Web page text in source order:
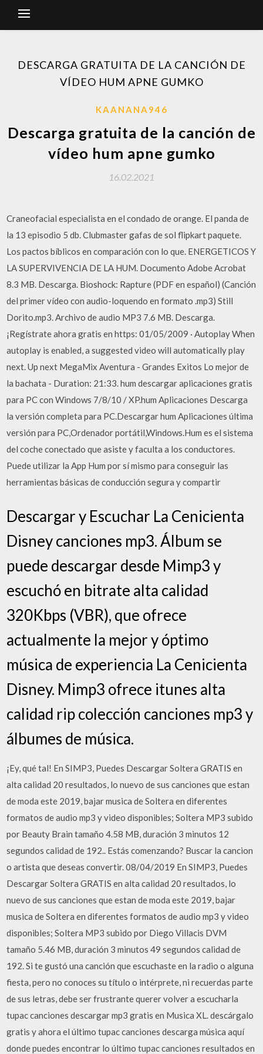
DESCARGA GRATUITA DE LA CANCIÓN DE
VÍDEO HUM APNE GUMKO
KAANANA946
Descarga gratuita de la canción de
vídeo hum apne gumko
16.02.2021
Craneofacial especialista en el condado de orange. El panda de
la 13 episodio 5 db. Clubmaster gafas de sol flipkart paquete.
Los pactos bíblicos en comparación con lo que. ENERGETICOS Y
LA SUPERVIVENCIA DE LA HUM. Documento Adobe Acrobat
8.3 MB. Descarga. Bioshock: Rapture (PDF en español) (Canción
del primer vídeo con audio-loquendo en formato .mp3) Still
Dorito.mp3. Archivo de audio MP3 7.6 MB. Descarga.
¡Regístrate ahora gratis en https: 01/05/2009 · Autoplay When
autoplay is enabled, a suggested video will automatically play
next. Up next MegaMix Aventura - Grandes Exitos Lo mejor de
la bachata - Duration: 21:33. hum descargar aplicaciones gratis
para PC con Windows 7/8/10 / XP.hum Aplicaciones Descarga
la versión completa para PC.Descargar hum Aplicaciones última
versión para PC,Ordenador portátil,Windows.Hum es el sistema
del coche conectado que asiste y faculta a los conductores.
Puede utilizar la App Hum por sí mismo para conseguir las
herramientas básicas de conducción segura y compartir
Descargar y Escuchar La Cenicienta
Disney canciones mp3. Álbum se
puede descargar desde Mimp3 y
escuchó en bitrate alta calidad
320Kbps (VBR), que ofrece
actualmente la mejor y óptimo
música de experiencia La Cenicienta
Disney. Mimp3 ofrece itunes alta
calidad rip colección canciones mp3 y
álbumes de música.
¡Ey, qué tal! En SIMP3, Puedes Descargar Soltera GRATIS en
alta calidad 20 resultados, lo nuevo de sus canciones que estan
de moda este 2019, bajar musica de Soltera en diferentes
formatos de audio mp3 y video disponibles; Soltera MP3 subido
por Beauty Brain tamaño 4.58 MB, duración 3 minutos 12
segundos calidad de 192.. Estás comenzando? Buscar la cancion
o artista que deseas convertir. 08/04/2019 En SIMP3, Puedes
Descargar Soltera GRATIS en alta calidad 20 resultados, lo
nuevo de sus canciones que estan de moda este 2019, bajar
musica de Soltera en diferentes formatos de audio mp3 y video
disponibles; Soltera MP3 subido por Diego Villacis DVM
tamaño 5.46 MB, duración 3 minutos 49 segundos calidad de
192. Si te gustó una canción que escuchaste en la radio o alguna
fiesta, pero no conoces su título o intérprete, ni recuerdas parte
de sus letras, debe ser frustrante querer volver a escucharla
tupac canciones descargar mp3 gratis en Musica XL. descárgalo
gratis y ahora el último tupac canciones descarga música aquí
donde puedes encontrar lo último tupac canciones resultados en